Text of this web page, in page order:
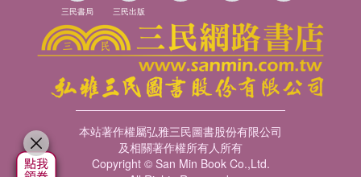
三民書局 三民出版
本站著作權屬弘雅三民圖書股份有限公司
及相關著作權所有人所有
Copyright © San Min Book Co.,Ltd.